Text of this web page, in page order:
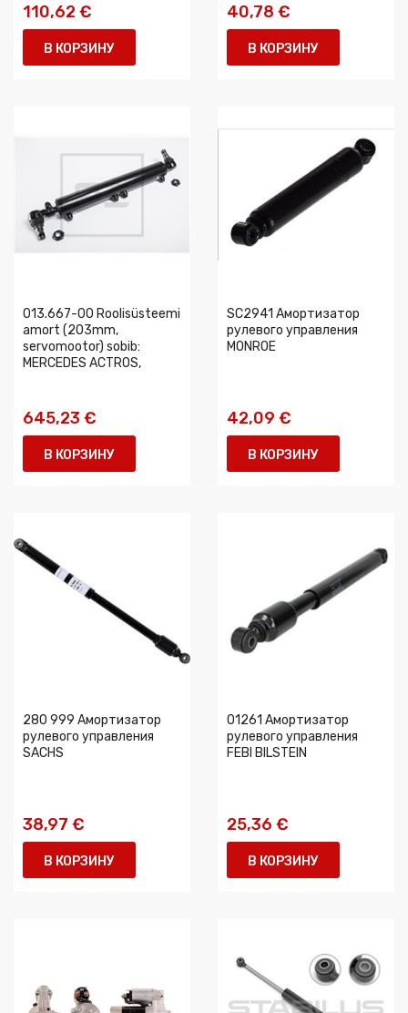
110,62 €
В КОРЗИНУ
40,78 €
В КОРЗИНУ
013.667-00 Roolisüsteemi
amort (203mm,
servomootor) sobib:
MERCEDES ACTROS,
645,23 €
В КОРЗИНУ
SC2941 Амортизатор
рулевого управления
MONROE
42,09 €
В КОРЗИНУ
280 999 Амортизатор
рулевого управления
SACHS
38,97 €
В КОРЗИНУ
01261 Амортизатор
рулевого управления
FEBI BILSTEIN
25,36 €
В КОРЗИНУ